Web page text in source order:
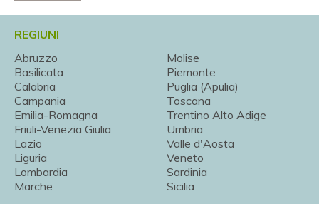
REGIUNI
Abruzzo
Basilicata
Calabria
Campania
Emilia-Romagna
Friuli-Venezia Giulia
Lazio
Liguria
Lombardia
Marche
Molise
Piemonte
Puglia (Apulia)
Toscana
Trentino Alto Adige
Umbria
Valle d'Aosta
Veneto
Sardinia
Sicilia